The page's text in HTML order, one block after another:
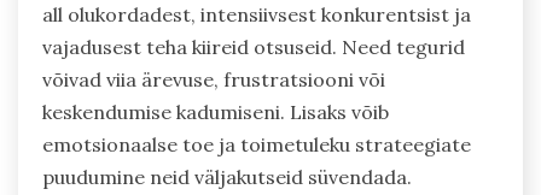
all olukordadest, intensiivsest konkurentsist ja
vajadusest teha kiireid otsuseid. Need tegurid
võivad viia ärevuse, frustratsiooni või
keskendumise kadumiseni. Lisaks võib
emotsionaalse toe ja toimetuleku strateegiate
puudumine neid väljakutseid süvendada.